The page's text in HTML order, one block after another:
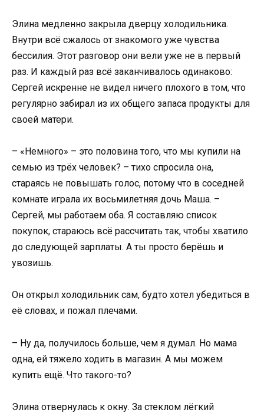
Элина медленно закрыла дверцу холодильника.
Внутри всё сжалось от знакомого уже чувства
бессилия. Этот разговор они вели уже не в первый
раз. И каждый раз всё заканчивалось одинаково:
Сергей искренне не видел ничего плохого в том, что
регулярно забирал из их общего запаса продукты для
своей матери.
– «Немного» – это половина того, что мы купили на
семью из трёх человек? – тихо спросила она,
стараясь не повышать голос, потому что в соседней
комнате играла их восьмилетняя дочь Маша. –
Сергей, мы работаем оба. Я составляю список
покупок, стараюсь всё рассчитать так, чтобы хватило
до следующей зарплаты. А ты просто берёшь и
увозишь.
Он открыл холодильник сам, будто хотел убедиться в
её словах, и пожал плечами.
– Ну да, получилось больше, чем я думал. Но мама
одна, ей тяжело ходить в магазин. А мы можем
купить ещё. Что такого-то?
Элина отвернулась к окну. За стеклом лёгкий